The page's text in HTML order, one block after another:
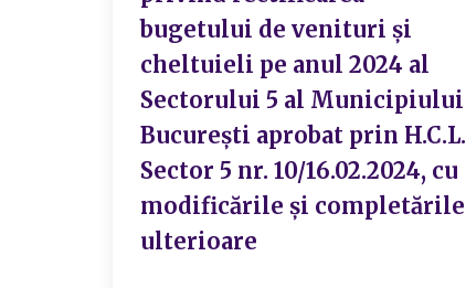
bugetului de venituri și
cheltuieli pe anul 2024 al
Sectorului 5 al Municipiului
București aprobat prin H.C.L.
Sector 5 nr. 10/16.02.2024, cu
modificările și completările
ulterioare